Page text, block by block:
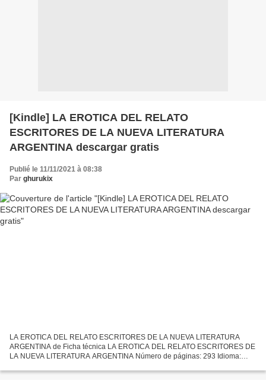
[Kindle] LA EROTICA DEL RELATO
ESCRITORES DE LA NUEVA LITERATURA
ARGENTINA descargar gratis
Publié le 11/11/2021 à 08:38
Par ghurukix
LA EROTICA DEL RELATO ESCRITORES DE LA NUEVA LITERATURA
ARGENTINA de Ficha técnica LA EROTICA DEL RELATO ESCRITORES DE
LA NUEVA LITERATURA ARGENTINA Número de páginas: 293 Idioma:
Editorial:...